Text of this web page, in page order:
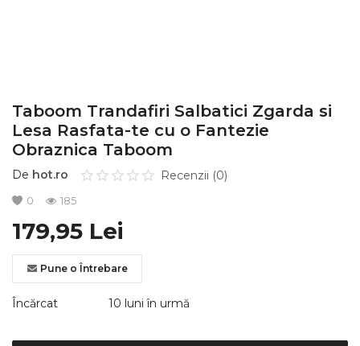
Taboom Trandafiri Salbatici Zgarda si
Lesa Rasfata-te cu o Fantezie
Obraznica Taboom
De hot.ro Recenzii (0)
0 185
179,95 Lei
Pune o Întrebare
Încărcat 10 luni în urmă